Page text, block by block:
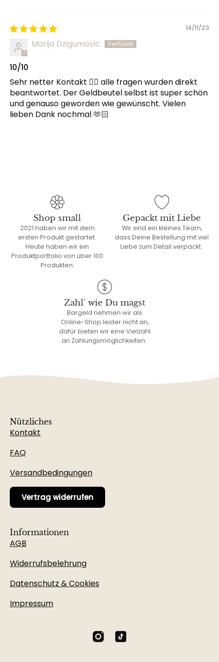
14/11/23
Marija Dzigumovic
10/10
Sehr netter Kontakt 👍🏻 alle fragen wurden direkt
beantwortet. Der Geldbeutel selbst ist super schön
und genauso geworden wie gewünscht. Vielen
lieben Dank nochmal 🫶🏻
Shop small
2021 haben wir mit dem
ersten Produkt gestartet.
Heute haben wir ein
Produktportfolio von über 100
Produkten.
Gepackt mit Liebe
Wir sind ein kleines Team,
dass Deine Bestellung mit viel
Liebe zum Detail verpackt.
Zahl' wie Du magst
Bargeld nehmen wir als
Online-Shop leider nicht an,
dafür bieten wir eine Vielzahl
an Zahlungsmöglichkeiten.
Nützliches
Kontakt
FAQ
Versandbedingungen
Vertrag widerrufen
Informationen
AGB
Widerrufsbelehrung
Datenschutz & Cookies
Impressum